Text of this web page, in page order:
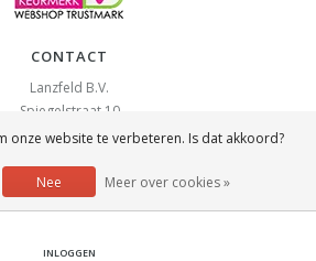
CONTACT
Lanzfeld B.V.
Spiegelstraat 10
2631 RSNootdorp
088 33 66 990
INLOGGEN
onze website te verbeteren. Is dat akkoord?
Nee Meer over cookies »